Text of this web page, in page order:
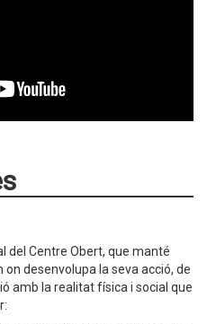
del Centre Obert, que manté
desenvolupa la seva acció, de
amb la realitat física i social que